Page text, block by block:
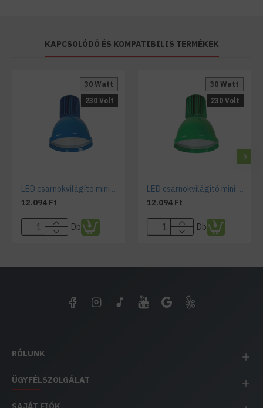
KAPCSOLÓDÓ ÉS KOMPATIBILIS TERMÉKEK
30 Watt
230 Volt
LED csarnokvilágító mini 30W kék
12.094 Ft
Db
30 Watt
230 Volt
LED csarnokvilágító mini 30W zöld
12.094 Ft
Db
RÓLUNK
ÜGYFÉLSZOLGÁLAT